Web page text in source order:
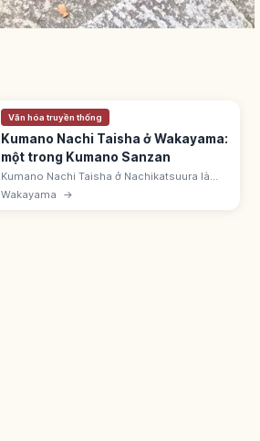
Văn hóa truyền thống
Kumano Nachi Taisha ở Wakayama:
một trong Kumano Sanzan
Kumano Nachi Taisha ở Nachikatsuura là
một trong Kumano Sanzan, thuộc UNESCO
'Thánh địa dãy núi Kii'. Bên thác Nachi 133m,
Wakayama →